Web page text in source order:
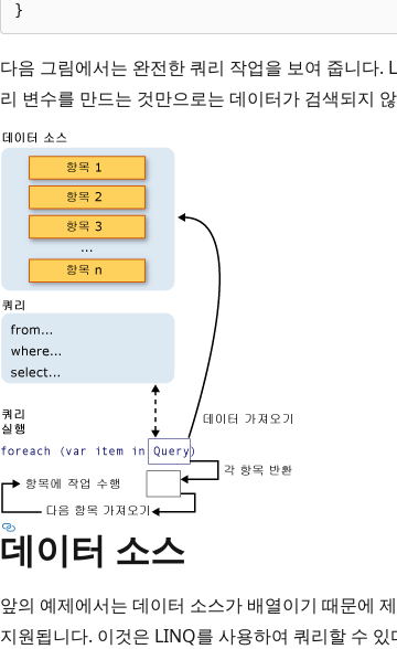
다음 그림에서는 완전한 쿼리 작업을 보여 줍니다.
리 변수를 만드는 것만으로는 데이터가 검색되지
데이터 소스
앞의 예제에서는 데이터 소스가 배열이기 때문에
지원됩니다. 이것은 LINQ를 사용하여 쿼리할 수